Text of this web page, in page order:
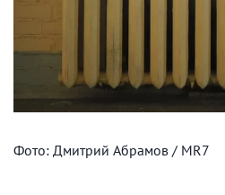
Фото: Дмитрий Абрамов / MR7